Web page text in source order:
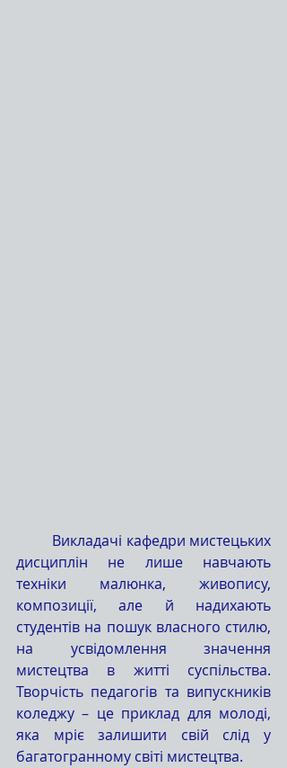
дисциплін не лише навчають
техніки малюнка, живопису,
композиції, але й надихають
студентів на пошук власного стилю,
на усвідомлення значення
мистецтва в житті суспільства.
Творчість педагогів та випускників
коледжу – це приклад для молоді,
яка мріє залишити свій слід у
багатогранному світі мистецтва.